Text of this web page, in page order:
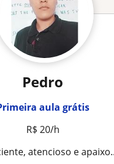
Pedro
aula grátis
R$ 20/h
pelo que faço. Ensino crianças, adolescentes e adultos, adaptando meus métodos a cada indivíduo